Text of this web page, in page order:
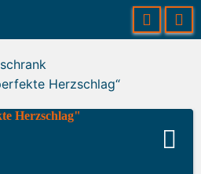
Herzschlag“